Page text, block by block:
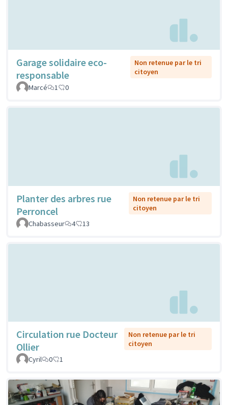
Garage solidaire eco-
responsable
Non retenue par le tri
citoyen
Marcé
1 0
Planter des arbres rue
Perroncel
Non retenue par le tri
citoyen
Chabasseur
4 13
Circulation rue Docteur
Ollier
Non retenue par le tri
citoyen
Cyril
0 1